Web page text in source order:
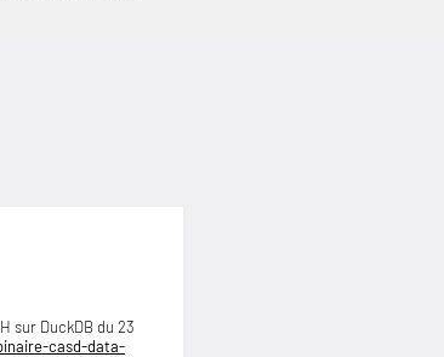
sur DuckDB du 23
casd-data-